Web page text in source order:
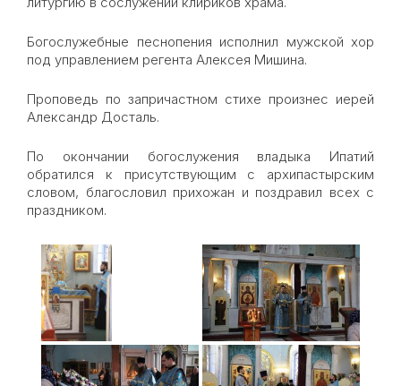
Богослужебные песнопения исполнил мужской хор
под управлением регента Алексея Мишина.
Проповедь по запричастном стихе произнес иерей
Александр Досталь.
По окончании богослужения владыка Ипатий
обратился к присутствующим с архипастырским
словом, благословил прихожан и поздравил всех с
праздником.